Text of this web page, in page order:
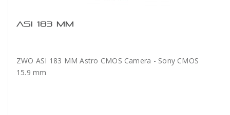
ASI 183 MM
ZWO ASI 183 MM Astro CMOS Camera - Sony CMOS
15.9 mm